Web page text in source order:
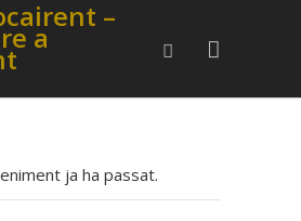
ja ha passat.